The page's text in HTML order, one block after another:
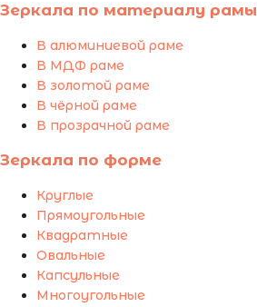
Зеркала по материалу рамы
В алюминиевой раме
В МДФ раме
В золотой раме
В чёрной раме
В прозрачной раме
Зеркала по форме
Круглые
Прямоугольные
Квадратные
Овальные
Капсульные
Многоугольные